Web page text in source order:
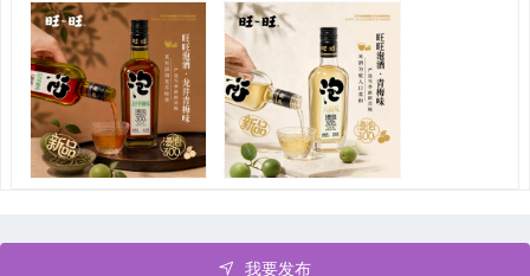
我要发布